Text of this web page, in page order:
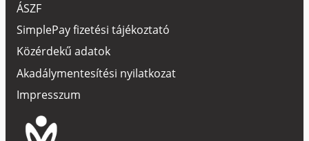
ÁSZF
SimplePay fizetési tájékoztató
Közérdekű adatok
Akadálymentesítési nyilatkozat
Impresszum